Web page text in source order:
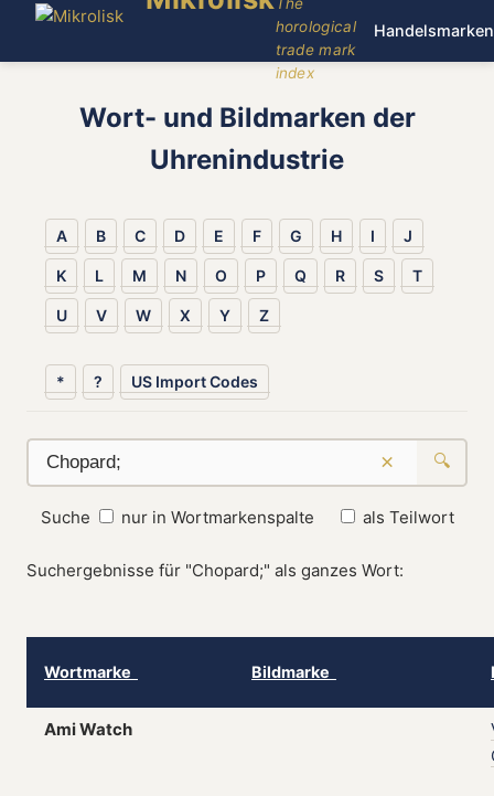
horological
trade mark
index
Handelsmarken
Wort- und Bildmarken der
Uhrenindustrie
A B C D E F G H I J
K L M N O P Q R S T
U V W X Y Z
* ? US Import Codes
× 🔍
Suche nur in Wortmarkenspalte als Teilwort
Suchergebnisse für "Chopard;" als ganzes Wort:
Wortmarke Bildmarke
Ami Watch